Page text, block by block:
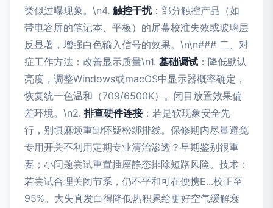
类似过曝现象。\n4. 触控干扰：部分触控产品（如
带电容屏的笔记本、平板）的屏幕校准失效或玻璃层
反显著，增强白色输入信号的效果。\n\n### 二、对
症工作方法：改善显示质量\n1. 基础调试 ：降低默认
亮度，调整Windows或macOS中显示器概率确定，
恢复统一色温和（709/6500K）。闭目放置效果偏
差环境。\n2. 排查硬件连接：若是软现象安全先
行，别惧麻烦重卸怀疑松绑排线。保修期内尽量避免
专用开关不利用定期专业清治渗透？早期鉴别很重
要；小问题尝试重置插座静态排除短路风险。技术：
若尝试合理关闭节系，仍不平和可在便携E...校正至
95%。大失真发白得降低热积累给更好空气缓解衰